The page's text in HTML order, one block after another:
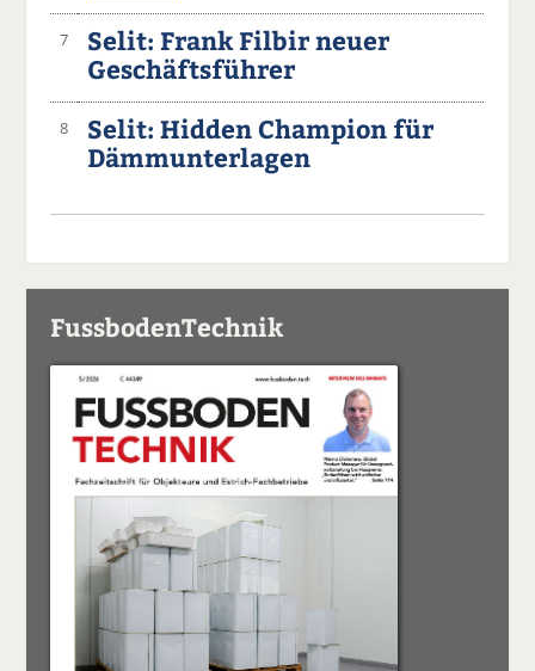
7
Selit: Frank Filbir neuer
Geschäftsführer
8
Selit: Hidden Champion für
Dämmunterlagen
FussbodenTechnik